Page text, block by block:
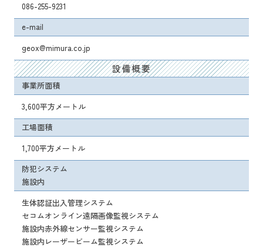
086-255-9231
e-mail
geox@mimura.co.jp
設備概要
事業所面積
3,600平方メートル
工場面積
1,700平方メートル
防犯システム
施設内
生体認証出入管理システム
セコムオンライン遠隔画像監視システム
施設内赤外線センサー監視システム
施設内レーザービーム監視システム